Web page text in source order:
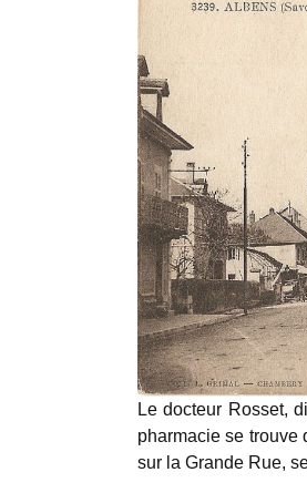
Le docteur Rosset,
pharmacie se trouve
sur la Grande Rue,